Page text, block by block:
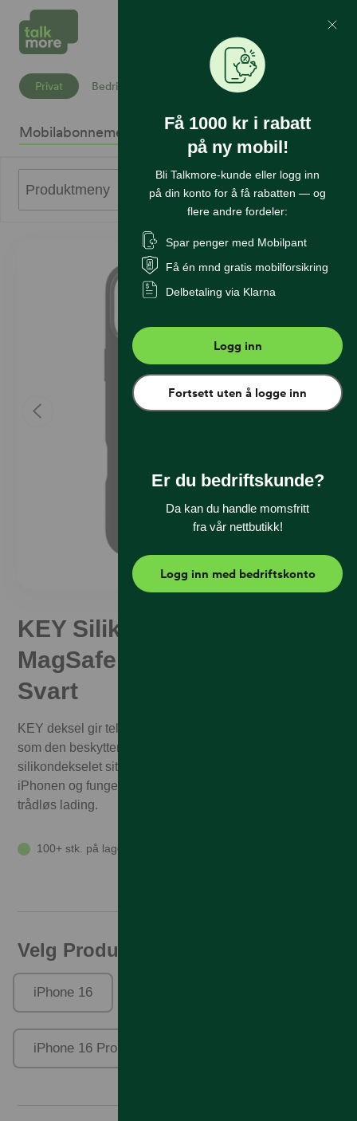
Mine Sider
Privat Bedrift
Mobilabonnement Mobiltelefoner InternettSikkerhet
Produktmeny
KEY Silikon Deksel
MagSafe iPhone 16 Plus
Svart
KEY deksel gir telefonen en ren fargerik look samtidig
som den beskytter telefonen din. Dette tynne
silikondekselet sitter som støpt rundt knappene på
iPhonen og fungerer utmerket med både Magsafe og
trådløs lading.
100+ stk. på lager
Velg Produktfamilie
iPhone 16
iPhone 16 Pro
Få 1000 kr i rabatt
på ny mobil!
Bli Talkmore-kunde eller logg inn
på din konto for å få rabatten — og
flere andre fordeler:
Spar penger med Mobilpant
Få én mnd gratis mobilforsikring
Delbetaling via Klarna
Logg inn
Fortsett uten å logge inn
Er du bedriftskunde?
Da kan du handle momsfritt
fra vår nettbutikk!
Logg inn med bedriftskonto